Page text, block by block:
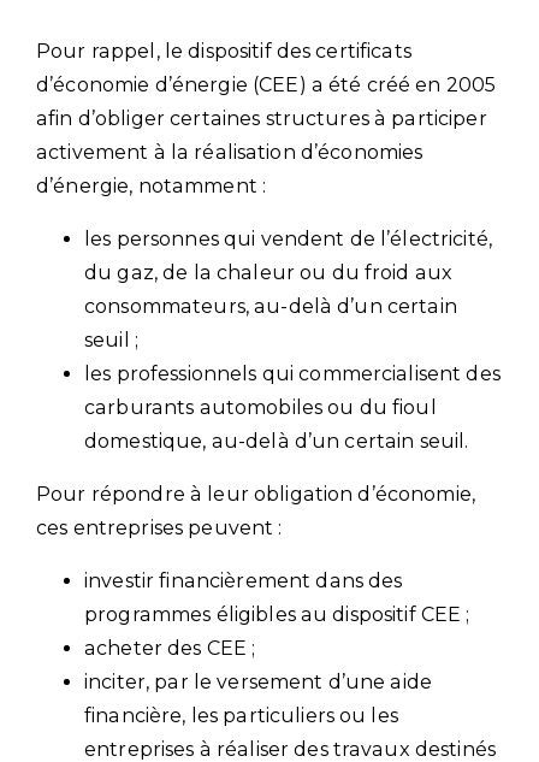
Pour rappel, le dispositif des certificats
d’économie d’énergie (CEE) a été créé en 2005
afin d’obliger certaines structures à participer
activement à la réalisation d’économies
d’énergie, notamment :
les personnes qui vendent de l’électricité,
du gaz, de la chaleur ou du froid aux
consommateurs, au-delà d’un certain
seuil ;
les professionnels qui commercialisent des
carburants automobiles ou du fioul
domestique, au-delà d’un certain seuil.
Pour répondre à leur obligation d’économie,
ces entreprises peuvent :
investir financièrement dans des
programmes éligibles au dispositif CEE ;
acheter des CEE ;
inciter, par le versement d’une aide
financière, les particuliers ou les
entreprises à réaliser des travaux destinés